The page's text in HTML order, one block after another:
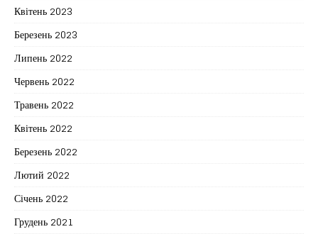
Квітень 2023
Березень 2023
Липень 2022
Червень 2022
Травень 2022
Квітень 2022
Березень 2022
Лютий 2022
Січень 2022
Грудень 2021